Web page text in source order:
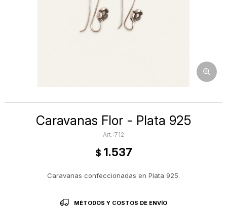
Caravanas Flor - Plata 925
712
$ 1.537
Caravanas confeccionadas en Plata 925.
MÉTODOS Y COSTOS DE ENVÍO